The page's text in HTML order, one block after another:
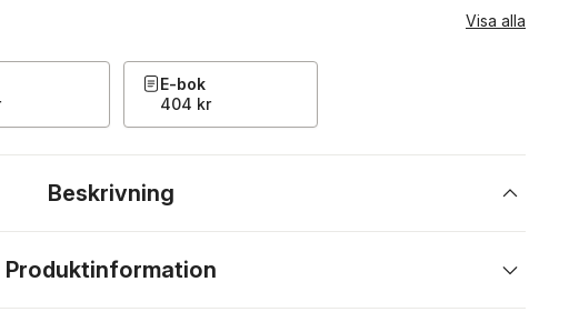
Visa alla
E-bok
404 kr
Beskrivning
Produktinformation